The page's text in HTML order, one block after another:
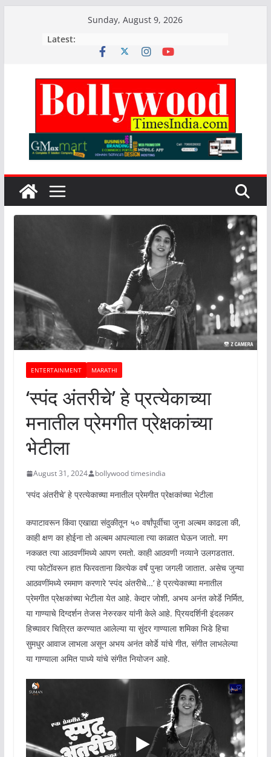
Sunday, August 9, 2026
Latest:
ENTERTAINMENT MARATHI
‘स्पंद अंतरीचे’ हे प्रत्येकाच्या
मनातील प्रेमगीत प्रेक्षकांच्या
भेटीला
August 31, 2024 bollywood timesindia
‘स्पंद अंतरीचे’ हे प्रत्येकाच्या मनातील प्रेमगीत प्रेक्षकांच्या भेटीला
कपाटावरून किंवा एखाद्या संदुकीतून ५० वर्षांपूर्वीचा जुना अल्बम काढला की,
काही क्षण का होईना तो अल्बम आपल्याला त्या काळात घेऊन जातो. मग
नकळत त्या आठवणींमध्ये आपण रमतो. काही आठवणी नव्याने उलगडतात.
त्या फोटोंवरून हात फिरवताना कित्येक वर्षं पुन्हा जगली जातात. असेच जुन्या
आठवणींमध्ये रममाण करणारे ‘स्पंद अंतरीचे…’ हे प्रत्येकाच्या मनातील
प्रेमगीत प्रेक्षकांच्या भेटीला येत आहे. केदार जोशी, अभय अनंत कोर्डे निर्मित,
या गाण्याचे दिग्दर्शन तेजस नेरुरकर यांनी केले आहे. प्रियदर्शिनी इंदलकर
हिच्यावर चित्रित करण्यात आलेल्या या सुंदर गाण्याला शमिका भिडे हिचा
सुमधुर आवाज लाभला असून अभय अनंत कोर्डे यांचे गीत, संगीत लाभलेल्या
या गाण्याला अमित पाध्ये यांचे संगीत नियोजन आहे.